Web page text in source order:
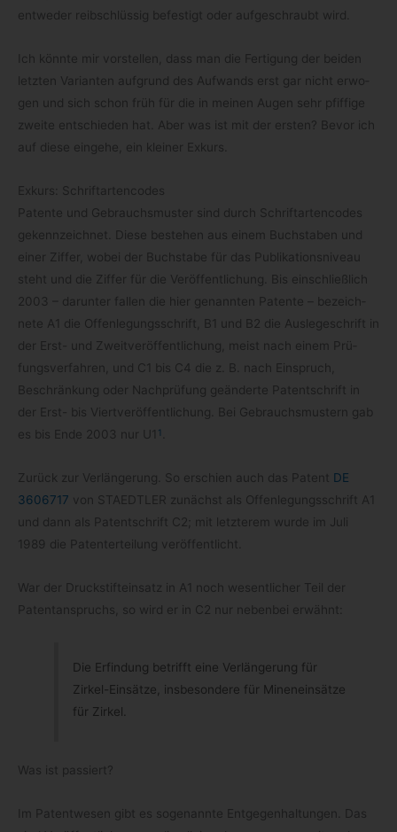
ent­we­der reib­schlüs­sig befes­tigt oder auf­ge­schraubt wird.
Ich könnte mir vor­stel­len, dass man die Fer­ti­gung der bei­den
letz­ten Vari­an­ten auf­grund des Auf­wands erst gar nicht erwo­
gen und sich schon früh für die in mei­nen Augen sehr pfif­fige
zweite ent­schie­den hat. Aber was ist mit der ers­ten? Bevor ich
auf diese ein­gehe, ein klei­ner Exkurs.
Exkurs: Schriftartencodes
Patente und Gebrauchs­mus­ter sind durch Schrift­ar­ten­codes
gekenn­zeich­net. Diese bestehen aus einem Buch­sta­ben und
einer Zif­fer, wobei der Buch­stabe für das Publi­ka­ti­ons­ni­veau
steht und die Zif­fer für die Ver­öf­fent­li­chung. Bis ein­schließ­lich
2003 – dar­un­ter fal­len die hier genann­ten Patente – bezeich­
nete A1 die Offen­le­gungs­schrift, B1 und B2 die Aus­le­ge­schrift in
der Erst- und Zweit­ver­öf­fent­li­chung, meist nach einem Prü­
fungs­ver­fah­ren, und C1 bis C4 die z. B. nach Ein­spruch,
Beschrän­kung oder Nach­prü­fung geän­derte Patent­schrift in
der Erst- bis Viert­ver­öf­fent­li­chung. Bei Gebrauchs­mus­tern gab
es bis Ende 2003 nur U1
1
Zurück zur Ver­län­ge­rung. So erschien auch das Patent DE
3606717 von STAEDTLER zunächst als Offen­le­gungs­schrift A1
und dann als Patent­schrift C2; mit letz­te­rem wurde im Juli
1989 die Patent­ertei­lung veröffentlicht.
War der Druck­stift­ein­satz in A1 noch wesent­li­cher Teil der
Patent­an­spruchs, so wird er in C2 nur neben­bei erwähnt:
Die Erfin­dung betrifft eine Ver­län­ge­rung für
Zirkel-​Einsätze, ins­be­son­dere für Minen­ein­sätze
für Zirkel.
Was ist passiert?
Im Patent­we­sen gibt es soge­nannte Ent­ge­gen­hal­tun­gen. Das